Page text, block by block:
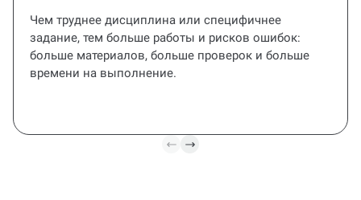
Чем труднее дисциплина или специфичнее
задание, тем больше работы и рисков ошибок:
больше материалов, больше проверок и больше
времени на выполнение.
контролем